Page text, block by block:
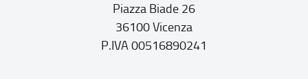
Piazza Biade 26
36100 Vicenza
P.IVA 00516890241